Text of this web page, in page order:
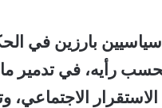
سياسيين بارزين في
رأيه، في تدمير ما
الاجتماعي،